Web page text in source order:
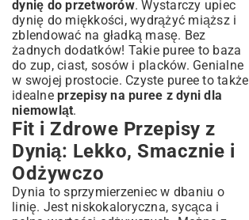
dynię do przetworów. Wystarczy upiec
dynię do miękkości, wydrążyć miąższ i
zblendować na gładką masę. Bez
żadnych dodatków! Takie puree to baza
do zup, ciast, sosów i placków. Genialne
w swojej prostocie. Czyste puree to także
idealne przepisy na puree z dyni dla
niemowląt.
Fit i Zdrowe Przepisy z
Dynią: Lekko, Smacznie i
Odżywczo
Dynia to sprzymierzeniec w dbaniu o
linię. Jest niskokaloryczna, sycąca i